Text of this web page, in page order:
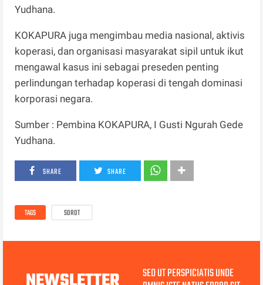
Yudhana.
KOKAPURA juga mengimbau media nasional, aktivis
koperasi, dan organisasi masyarakat sipil untuk ikut
mengawal kasus ini sebagai preseden penting
perlindungan terhadap koperasi di tengah dominasi
korporasi negara.
Sumber : Pembina KOKAPURA, I Gusti Ngurah Gede
Yudhana.
SHARE SHARE
TAGS SOROT
SED UT PERSPICIATIS UNDE